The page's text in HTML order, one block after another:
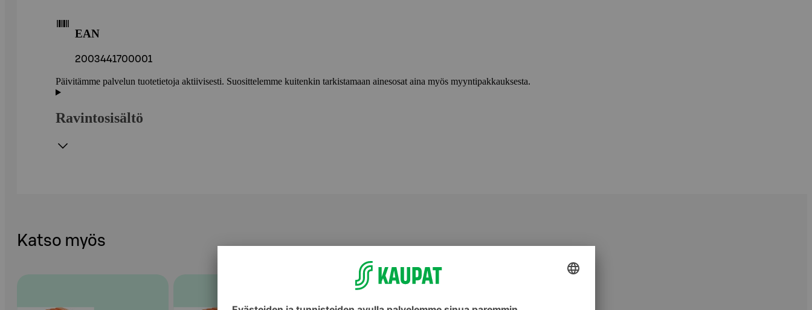
EAN
2003441700001
Päivitämme palvelun tuotetietoja aktiivisesti. Suosittelemme kuitenkin tarkistamaan ainesosat aina myös myyntipakkauksesta.
Ravintosisältö
Katso myös